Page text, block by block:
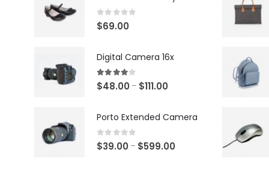
0 out of 5
$69.00
Digital Camera 16x
4.00 out of 5
$48.00 – $111.00
Porto Extended Camera
0 out of 5
$39.00 – $599.00